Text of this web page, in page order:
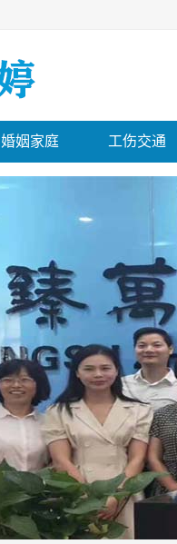
婚姻家庭 工伤交通